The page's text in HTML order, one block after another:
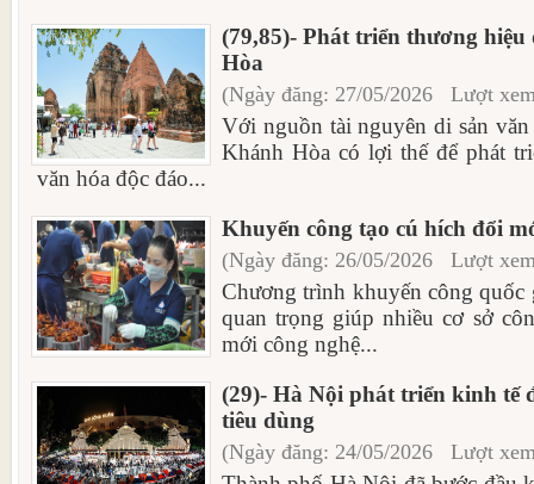
(79,85)- Phát triển thương
Hòa
(Ngày đăng: 27/05/2026 Lượt
Với nguồn tài nguyên di sản văn
Khánh Hòa có lợi thế để phát
văn hóa độc đáo...
Khuyến công tạo cú hích đổi
(Ngày đăng: 26/05/2026 Lượt
Chương trình khuyến công quốc
quan trọng giúp nhiều cơ sở
mới công nghệ...
(29)- Hà Nội phát triển kinh tế
tiêu dùng
(Ngày đăng: 24/05/2026 Lượt